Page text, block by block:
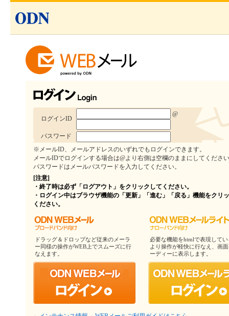
ログインID
@
パスワード
※メールID、メールアドレスのいずれでもログインできます。
メールIDでログインする場合は@より右側は空欄のままにしてくださ
パスワードはメールパスワードを入力してください。
[注意]
・終了時は必ず「ログアウト」をクリックしてください。
・ログイン中はブラウザ機能の「更新」「進む」「戻る」機能をクリ
ください。
ドラッグ＆ドロップなど従来のメーラ
ー同様の操作がWEB上でスムーズに行
なえます。
必要な機能をhtmlで表現して
より操作が軽快に行なえ、画
ーディーに表示します。